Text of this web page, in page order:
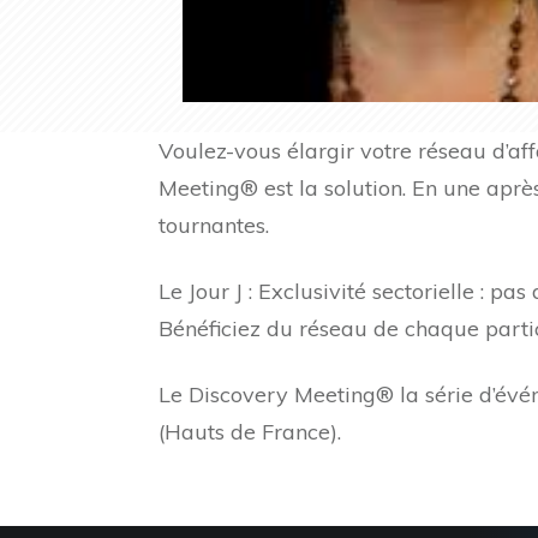
Voulez-vous élargir votre réseau
Meeting® est la solution. En une
tournantes.
Le Jour J : Exclusivité sectorielle :
Bénéficiez du réseau de chaque
Le Discovery Meeting® la série
(Hauts de France).